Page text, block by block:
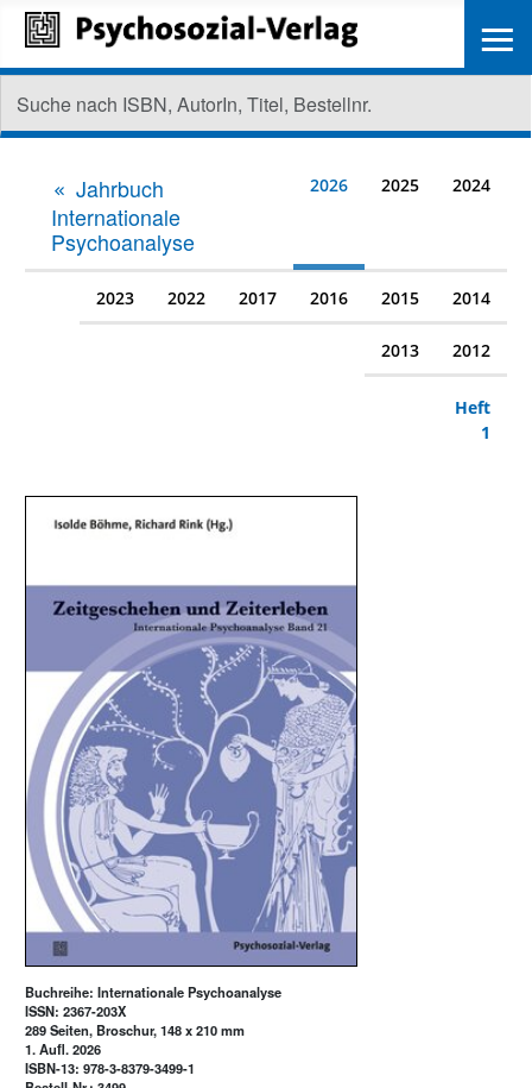
Jahrbuch
Internationale
Psychoanalyse
2026 2025 2024
2023 2022 2017 2016 2015 2014
2013 2012
Heft
1
Buchreihe: Internationale Psychoanalyse
ISSN: 2367-203X
289 Seiten, Broschur, 148 x 210 mm
1. Aufl. 2026
ISBN-13: 978-3-8379-3499-1
≡